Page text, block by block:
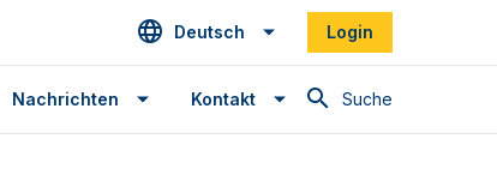
Deutsch Login
Suche
Nachrichten Kontakt